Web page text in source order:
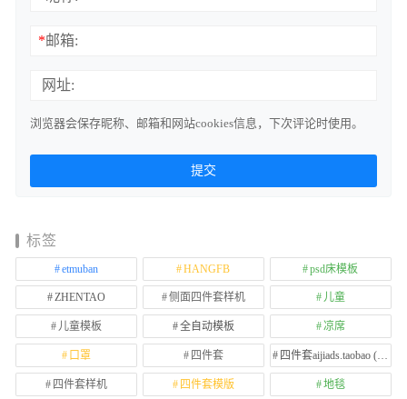
*邮箱:
网址:
浏览器会保存昵称、邮箱和网站cookies信息，下次评论时使用。
标签
etmuban HANGFB psd床模板
ZHENTAO 侧面四件套样机 儿童
儿童模板 全自动模板 凉席
口罩 四件套 四件套aijiads.taobao (1639)
四件套样机 四件套模版 地毯